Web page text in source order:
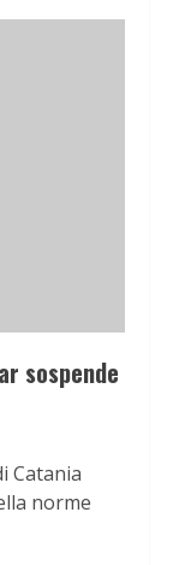
sospende
Catania
norme